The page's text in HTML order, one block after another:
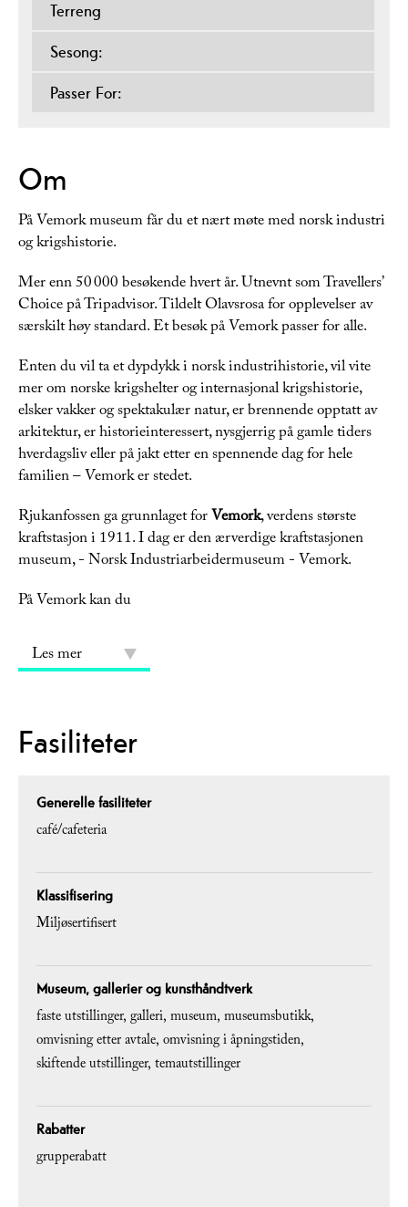
Terreng
Sesong:
Passer For:
Om
På Vemork museum får du et nært møte med norsk industri
og krigshistorie.
Mer enn 50 000 besøkende hvert år. Utnevnt som Travellers’
Choice på Tripadvisor. Tildelt Olavsrosa for opplevelser av
særskilt høy standard. Et besøk på Vemork passer for alle.
Enten du vil ta et dypdykk i norsk industrihistorie, vil vite
mer om norske krigshelter og internasjonal krigshistorie,
elsker vakker og spektakulær natur, er brennende opptatt av
arkitektur, er historieinteressert, nysgjerrig på gamle tiders
hverdagsliv eller på jakt etter en spennende dag for hele
familien – Vemork er stedet.
Rjukanfossen ga grunnlaget forVemork, verdens største
kraftstasjon i 1911. I dag er den ærverdige kraftstasjonen
museum, - Norsk Industriarbeidermuseum - Vemork.
På Vemork kan du
Les mer
Fasiliteter
Generelle fasiliteter
café/cafeteria
Klassifisering
Miljøsertifisert
Museum, gallerier og kunsthåndtverk
faste utstillinger galleri museum museumsbutikk
omvisning etter avtale omvisning i åpningstiden
skiftende utstillinger temautstillinger
Rabatter
grupperabatt